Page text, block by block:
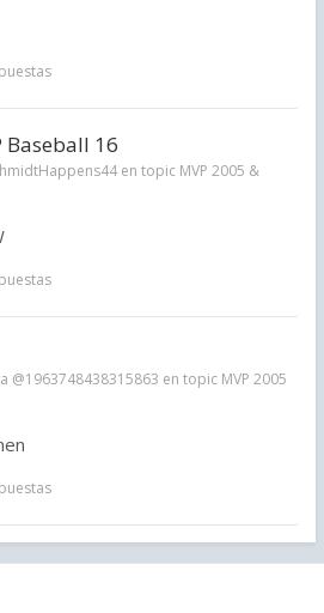
Baseball 16
en topic MVP 2005 &
@1963748438315863 en topic MVP 2005